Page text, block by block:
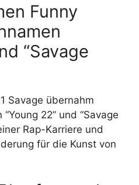
Funny
“Savage
Savage übernahm
22” und “Savage
Rap-Karriere und
für die Kunst von